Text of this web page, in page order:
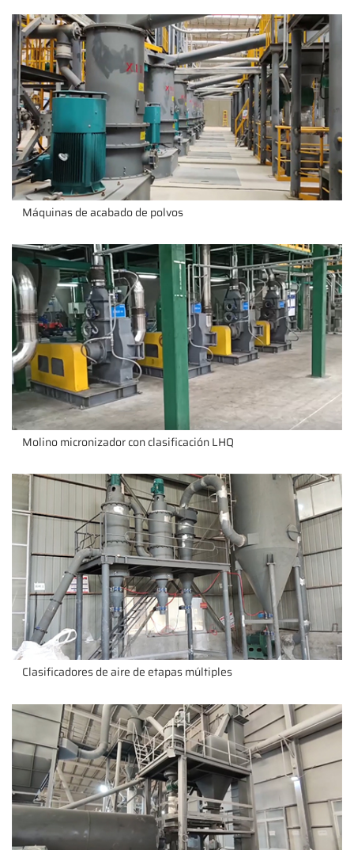
Máquinas de acabado de polvos
Molino micronizador con clasificación LHQ
Clasificadores de aire de etapas múltiples